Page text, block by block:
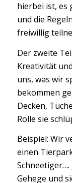
hierbei ist, es
und die
freiwillig
Der zweite
Kreativität
uns, was wir
bekommen
Decken,
Rolle sie
Beispiel: Wir
einen
Gehege und